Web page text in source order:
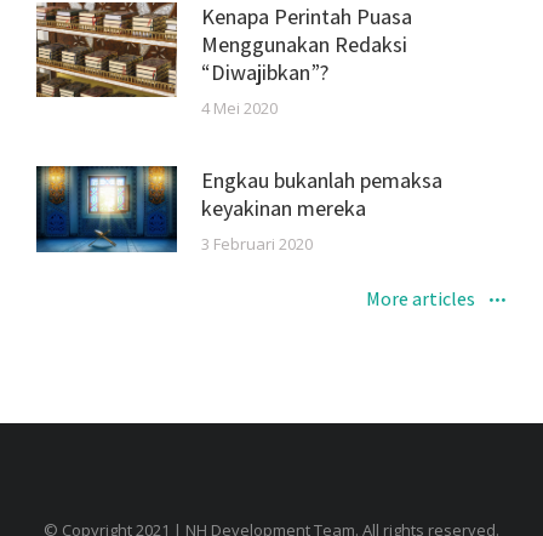
Kenapa Perintah Puasa
Menggunakan Redaksi
“Diwajibkan”?
4 Mei 2020
Engkau bukanlah pemaksa
keyakinan mereka
3 Februari 2020
More articles
© Copyright 2021 | NH Development Team. All rights reserved.